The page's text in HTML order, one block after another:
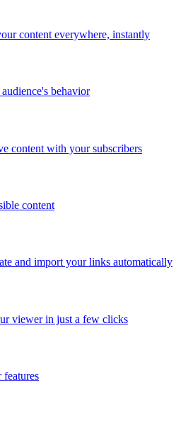
content everywhere, instantly
behavior
content with your subscribers
content
and import your links automatically
viewer in just a few clicks
features